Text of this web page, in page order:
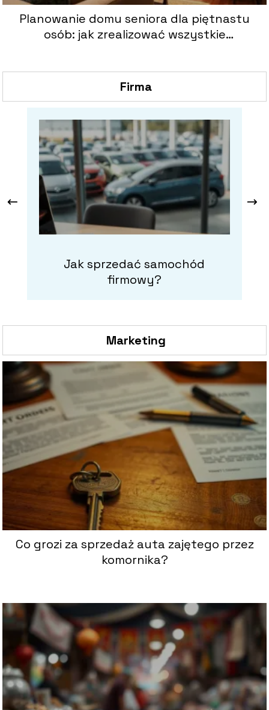
Planowanie domu seniora dla piętnastu
osób: jak zrealizować wszystkie
Firma
Jak sprzedać samochód
firmowy?
Marketing
Co grozi za sprzedaż auta zajętego przez
komornika?